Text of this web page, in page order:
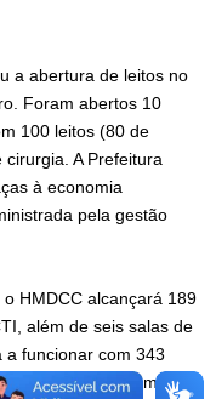
a abertura de leitos no
Foram abertos 10
100 leitos (80 de
A Prefeitura
à economia
pela gestão
HMDCC alcançará 189
além de seis salas de
a funcionar com 343
fase, o número